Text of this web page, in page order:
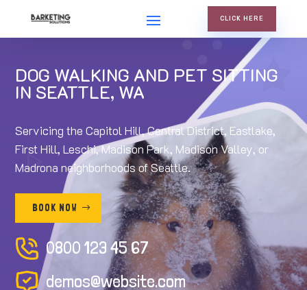
CLICK HERE
DOG WALKING AND PET SITTING
IN SEATTLE, WA
Servicing the Capitol Hill, Central District, Eastlake,
First Hill, Leschi, Madison Park, Madison Valley, or
Madrona neighborhoods of Seattle.
BOOK NOW
0800 123 45 67
demos@website.com